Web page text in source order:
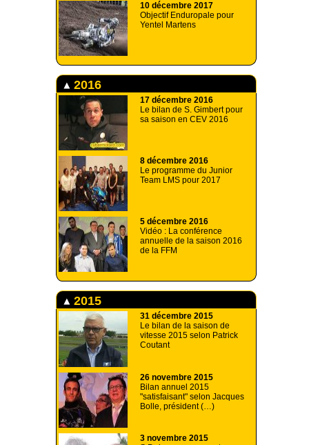
10 décembre 2017
Objectif Enduropale pour
Yentel Martens
2016
17 décembre 2016
Le bilan de S. Gimbert pour
sa saison en CEV 2016
8 décembre 2016
Le programme du Junior
Team LMS pour 2017
5 décembre 2016
Vidéo : La conférence
annuelle de la saison 2016
de la FFM
2015
31 décembre 2015
Le bilan de la saison de
vitesse 2015 selon Patrick
Coutant
26 novembre 2015
Bilan annuel 2015
"satisfaisant" selon Jacques
Bolle, président (…)
3 novembre 2015